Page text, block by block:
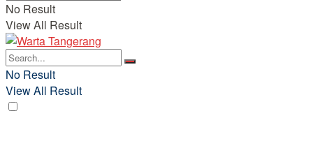
No Result
View All Result
No Result
View All Result